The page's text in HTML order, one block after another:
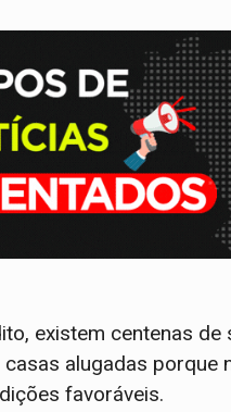
existem centenas
casas alugadas
favoráveis.